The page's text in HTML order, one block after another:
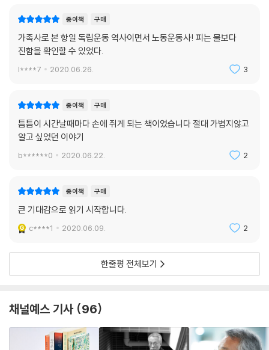
종이책 구매
가족사로 본 항일 독립운동 역사이면서 노동운동사! 피는 물보다
진함을 확인할 수 있었다.
l****7 2020.06.26. 3
종이책 구매
틈틈이 시간날때마다 손에 쥐게 되는 책이었습니다 절대 가볍지않고
알고 싶었던 이야기
b******0 2020.06.22. 2
종이책 구매
큰 기대감으로 읽기 시작합니다.
c****1 2020.06.09. 2
한줄평 전체보기
채널예스 기사 96